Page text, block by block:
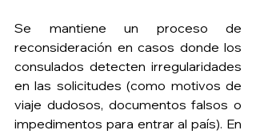
Se mantiene un proceso de
reconsideración en casos donde los
consulados detecten irregularidades
en las solicitudes (como motivos de
viaje dudosos, documentos falsos o
impedimentos para entrar al país). En